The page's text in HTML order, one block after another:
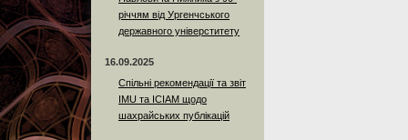
річчям від Ургенчського
державного універститету
16.09.2025
Спільні рекомендації та звіт
IMU та ICIAM щодо
шахрайських публікацій